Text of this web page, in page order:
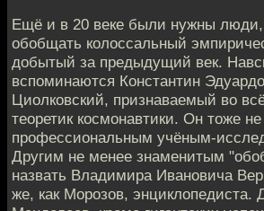
Ещё и в 20 веке были нужны
обобщать колоссальный
добытый за предыдущий век.
вспоминаются Константин
Циолковский, признаваемый во
теоретик космонавтики. Он тоже
профессиональным учёным-
Другим не менее знаменитым
назвать Владимира Ивановича
же, как Морозов, энциклопедиста.